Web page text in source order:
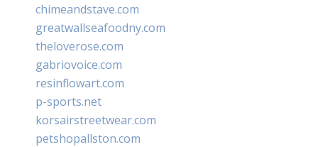
chimeandstave.com
greatwallseafoodny.com
theloverose.com
gabriovoice.com
resinflowart.com
p-sports.net
korsairstreetwear.com
petshopallston.com